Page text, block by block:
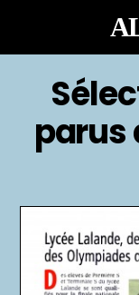
content
parus